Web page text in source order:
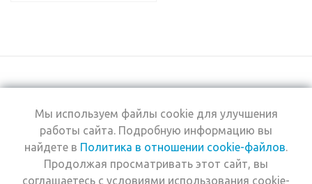
+7 (495) 969-0950
2026 © Интернет-
магазин Estel
Компания
Информация
Помощь
Мы используем файлы cookie для улучшения
работы сайта. Подробную информацию вы
найдете в Политика в отношении cookie-файлов.
Продолжая просматривать этот сайт, вы
соглашаетесь с условиями использования cookie-